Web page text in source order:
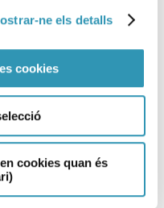
ne els detalls
cookies
cookies quan és